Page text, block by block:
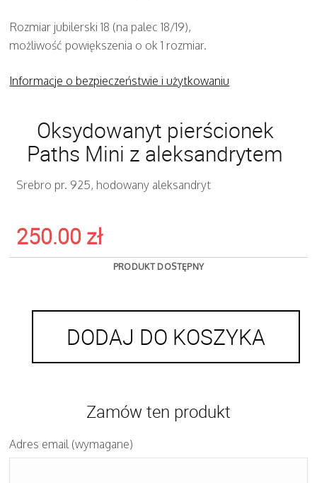
Rozmiar jubilerski 18 (na palec 18/19),
możliwość powiększenia o ok 1 rozmiar.
Informacje o bezpieczeństwie i użytkowaniu
Oksydowanyt pierścionek
Paths Mini z aleksandrytem
Srebro pr. 925, hodowany aleksandryt
250.00 zł
PRODUKT DOSTĘPNY
DODAJ DO KOSZYKA
Zamów ten produkt
Adres email (wymagane)